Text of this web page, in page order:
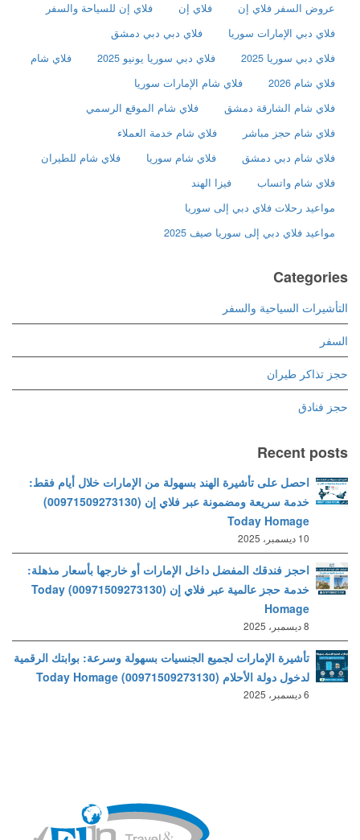
عروض السفر فلاي إن
فلاي إن
فلاي إن للسياحة والسفر
فلاي دبي الإمارات سوريا
فلاي دبي دبي دمشق
فلاي دبي سوريا 2025
فلاي دبي سوريا يونيو 2025
فلاي شام
فلاي شام 2026
فلاي شام الإمارات سوريا
فلاي شام الشارقة دمشق
فلاي شام الموقع الرسمي
فلاي شام حجز مباشر
فلاي شام خدمة العملاء
فلاي شام دبي دمشق
فلاي شام سوريا
فلاي شام للطيران
فلاي شام واتساب
فيزا الهند
مواعيد رحلات فلاي دبي إلى سوريا
مواعيد فلاي دبي إلى سوريا صيف 2025
Categories
التأشيرات السياحية والسفر
السفر
حجز تذاكر طيران
حجز فنادق
Recent posts
احصل على تأشيرة الهند بسهولة من الإمارات خلال أيام فقط:
خدمة سريعة ومضمونة عبر فلاي إن (00971509273130)
Today Homage
10 ديسمبر، 2025
احجز فندقك المفضل داخل الإمارات أو خارجها بأسعار مذهلة:
خدمة حجز عالمية عبر فلاي إن (00971509273130) Today
Homage
8 ديسمبر، 2025
تأشيرة الإمارات لجميع الجنسيات بسهولة وسرعة: بوابتك الرقمية
لدخول دولة الأحلام (00971509273130) Today Homage
6 ديسمبر، 2025